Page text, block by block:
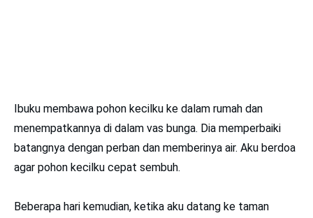
Ibuku membawa pohon kecilku ke dalam rumah dan
menempatkannya di dalam vas bunga. Dia memperbaiki
batangnya dengan perban dan memberinya air. Aku berdoa
agar pohon kecilku cepat sembuh.
Beberapa hari kemudian, ketika aku datang ke taman